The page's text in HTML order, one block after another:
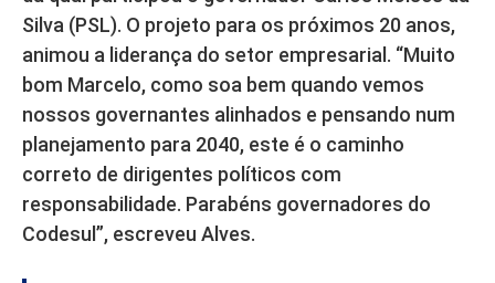
Silva (PSL). O projeto para os próximos 20 anos,
animou a liderança do setor empresarial. “Muito
bom Marcelo, como soa bem quando vemos
nossos governantes alinhados e pensando num
planejamento para 2040, este é o caminho
correto de dirigentes políticos com
responsabilidade. Parabéns governadores do
Codesul”, escreveu Alves.